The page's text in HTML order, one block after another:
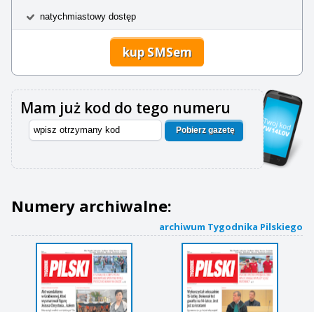
natychmiastowy dostęp
kup SMSem
Mam już kod do tego numeru
Pobierz gazetę
Numery archiwalne:
archiwum Tygodnika Pilskiego